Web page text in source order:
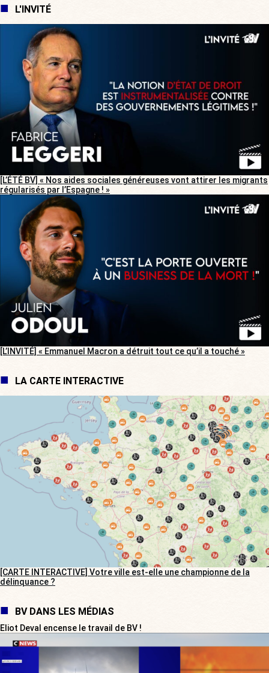
L'INVITÉ
[L’ÉTÉ BV] « Nos aides sociales généreuses vont attirer les migrants
régularisés par l’Espagne ! »
[L’INVITÉ] « Emmanuel Macron a détruit tout ce qu’il a touché »
LA CARTE INTERACTIVE
[CARTE INTERACTIVE] Votre ville est-elle une championne de la
délinquance ?
BV DANS LES MÉDIAS
Eliot Deval encense le travail de BV !